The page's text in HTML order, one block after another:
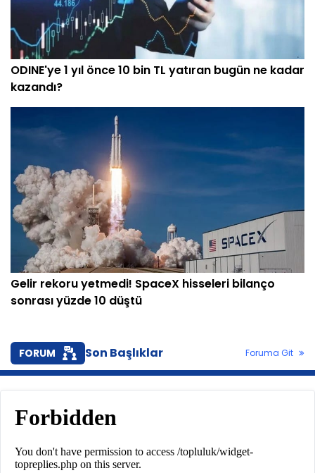
ODINE'ye 1 yıl önce 10 bin TL yatıran bugün ne kadar
kazandı?
Gelir rekoru yetmedi! SpaceX hisseleri bilanço
sonrası yüzde 10 düştü
FORUM Son Başlıklar Foruma Git